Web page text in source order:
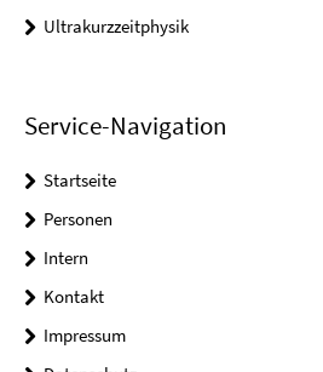
Ultrakurzzeitphysik
Service-Navigation
Startseite
Personen
Intern
Kontakt
Impressum